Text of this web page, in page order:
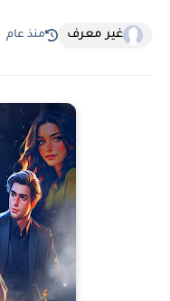
غير معرف منذ عام